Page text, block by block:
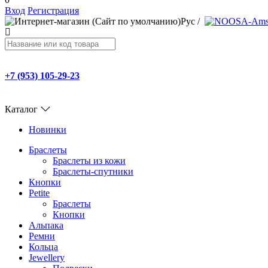
Вход Регистрация
Рус /
+7 (953) 105-29-23
Каталог
Новинки
Браслеты
Браслеты из кожи
Браслеты-спутники
Кнопки
Petite
Браслеты
Кнопки
Альпака
Ремни
Кольца
Jewellery